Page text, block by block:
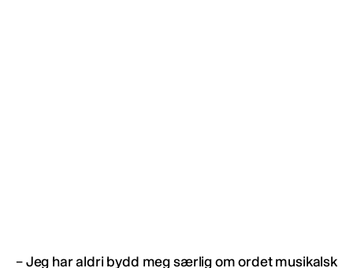
– Jeg har aldri bydd meg særlig om ordet musikalsk